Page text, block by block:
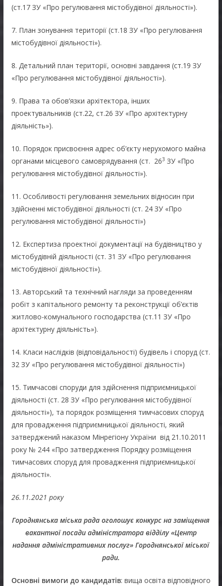
(ст.17 ЗУ «Про регулювання містобудівної діяльності»).
7. План зонування території (ст.18 ЗУ «Про регулювання
містобудівної діяльності»).
8. Детальний план території, основні завдання (ст.19 ЗУ
«Про регулювання містобудівної діяльності»).
9. Права та обов’язки архітектора, інших
проектувальників (ст.22, ст.26 ЗУ «Про архітектурну
діяльність»).
10. Порядок присвоєння адрес об’єкту нерухомого майна
органами місцевого самоврядування (ст. 263 ЗУ «Про
регулювання містобудівної діяльності»).
11. Особливості регулювання земельних відносин при
здійсненні містобудівної діяльності (ст. 24 ЗУ «Про
регулювання містобудівної діяльності»)
12. Експертиза проектної документації на будівництво у
містобудівній діяльності (ст. 31 ЗУ «Про регулювання
містобудівної діяльності»).
13. Авторський та технічний нагляди за проведенням
робіт з капітального ремонту та реконструкції об’єктів
житлово-комунального господарства (ст.11 ЗУ «Про
архітектурну діяльність»).
14. Класи наслідків (відповідальності) будівель і споруд (ст.
32 ЗУ «Про регулювання містобудівної діяльності»)
15. Тимчасові споруди для здійснення підприємницької
діяльності (ст. 28 ЗУ «Про регулювання містобудівної
діяльності»), та порядок розміщення тимчасових споруд
для провадження підприємницької діяльності, який
затверджений наказом Мінрегіону України від 21.10.2011
року № 244 «Про затвердження Порядку розміщення
тимчасових споруд для провадження підприємницької
діяльності».
26.11.2021 року
Городнянська міська рада оголошує конкурс на заміщення
вакантної посади адміністратора відділу «Центр
надання адміністративних послуг» Городнянської міської
ради.
Основні вимоги до кандидатів: вища освіта відповідного